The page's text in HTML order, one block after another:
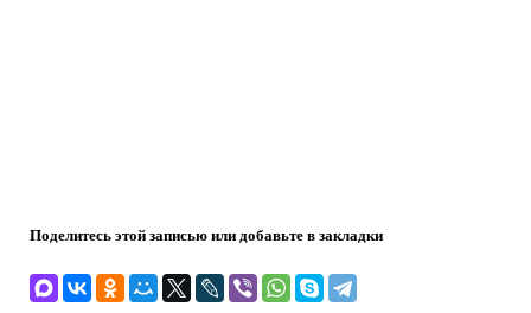
Поделитесь этой записью или добавьте в закладки